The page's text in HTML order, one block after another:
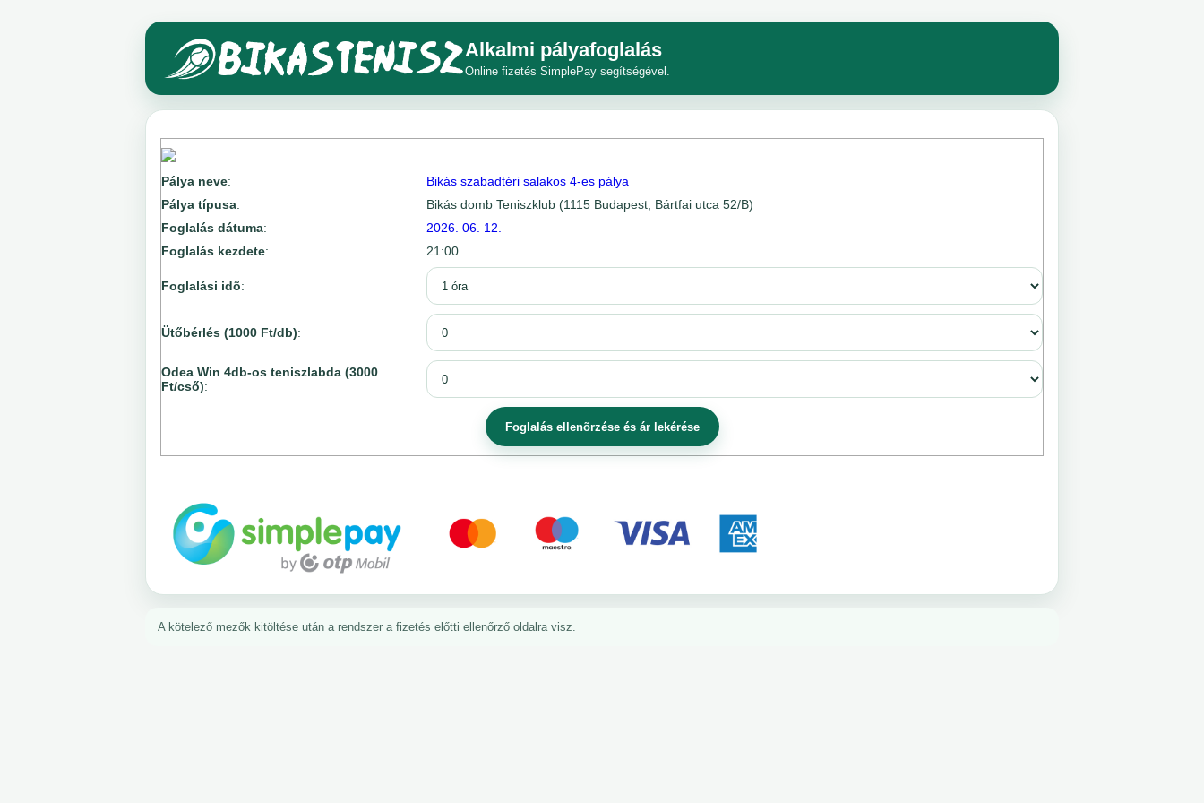
Alkalmi pályafoglalás
Online fizetés SimplePay segítségével.
Pálya neve:
Bikás szabadtéri salakos 4-es pálya
Pálya típusa:
Bikás domb Teniszklub (1115 Budapest, Bártfai utca 52/B)
Foglalás dátuma:
2026. 06. 12.
Foglalás kezdete: 21:00
Foglalási idõ:
Ütőbérlés (1000 Ft/db):
Odea Win 4db-os teniszlabda (3000
Ft/cső):
A kötelező mezők kitöltése után a rendszer a fizetés előtti ellenőrző oldalra visz.